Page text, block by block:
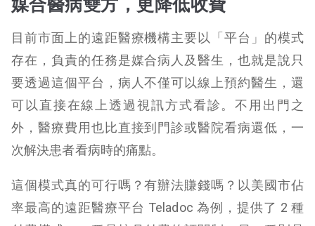
媒合醫病雙方，更降低收費
目前市面上的遠距醫療機構主要以「平台」的模式
存在，負責的任務是媒合病人及醫生，也就是說只
要透過這個平台，病人不僅可以線上預約醫生，還
可以直接在線上透過視訊方式看診。不用出門之
外，醫療費用也比直接到門診或醫院看病還低，一
次解決患者看病時的痛點。
這個模式真的可行嗎？有辦法賺錢嗎？以美國市佔
率最高的遠距醫療平台 Teladoc 為例，提供了 2 種